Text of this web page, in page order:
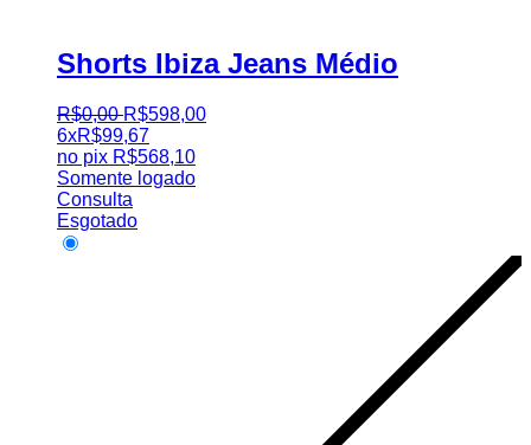
Shorts Ibiza Jeans Médio
R$0,00 R$598,00
6xR$99,67
no pix R$568,10
Somente logado
Consulta
Esgotado